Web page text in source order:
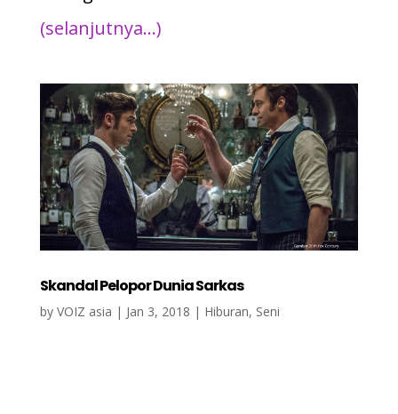
(selanjutnya…)
Skandal Pelopor Dunia Sarkas
by VOIZ asia | Jan 3, 2018 | Hiburan, Seni